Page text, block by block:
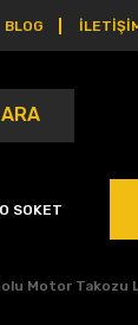
BLOG
ARA
SOKET
Motor Takozu